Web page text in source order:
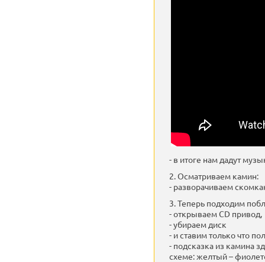
- в итоге нам дадут
2. Осматриваем камин:
- разворачиваем
3. Теперь подходим
- открываем CD привод,
- убираем диск
- и ставим только что
- подсказка из камина
схеме: желтый –